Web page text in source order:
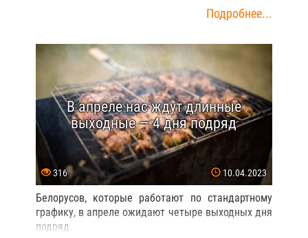
Подробнее...
В апреле нас ждут длинные
выходные — 4 дня подряд
316 10.04.2023
Белорусов, которые работают по стандартному
графику, в апреле ожидают четыре выходных дня
подряд.